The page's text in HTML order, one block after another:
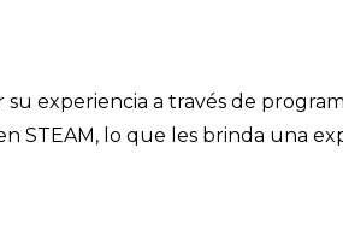
experiencia a través de
STEAM, lo que les brinda una